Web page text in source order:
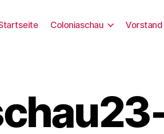
Coloniaschau Vorstand